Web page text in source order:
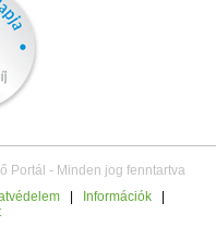
Portál - Minden jog fenntartva
Információk